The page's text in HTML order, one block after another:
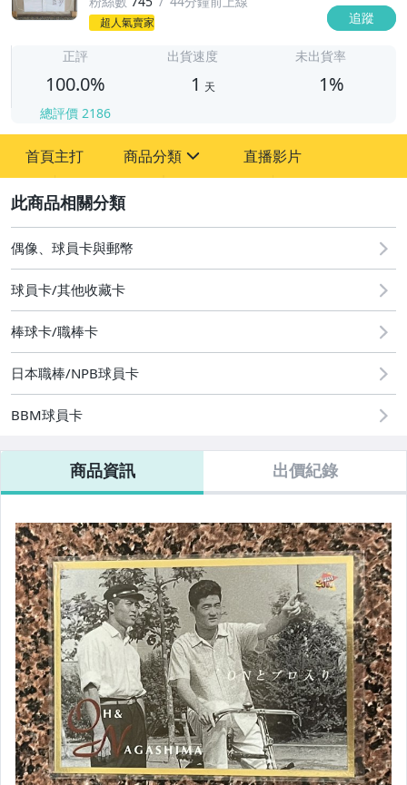
超人氣賣家 追蹤
正評
100.0%
總評價 2186
出貨速度
1 天
未出貨率
1%
首頁主打 商品分類
其它
直播影片
偶像、球員卡與郵幣
球員卡/其他收藏卡
棒球卡/職棒卡
日本職棒/NPB球員卡
BBM球員卡
商品資訊 出價紀錄